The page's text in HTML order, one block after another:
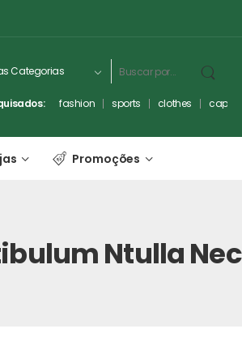
fashion sports clothes
Promoções
Ntulla